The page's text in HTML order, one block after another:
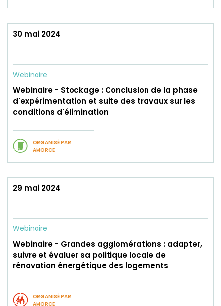
30 mai 2024
Webinaire
Webinaire - Stockage : Conclusion de la phase
d'expérimentation et suite des travaux sur les
conditions d'élimination
ORGANISÉ PAR
AMORCE
29 mai 2024
Webinaire
Webinaire - Grandes agglomérations : adapter,
suivre et évaluer sa politique locale de
rénovation énergétique des logements
ORGANISÉ PAR
AMORCE